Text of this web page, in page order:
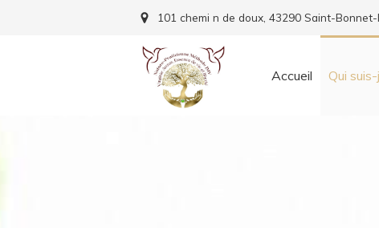
101 chemi n de doux, 43290 Saint-
Accueil Qui